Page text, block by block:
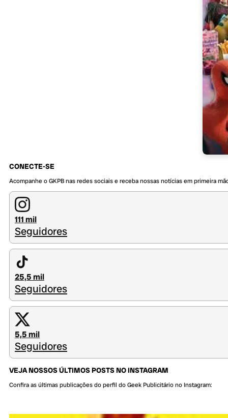
CONECTE-SE
Acompanhe o GKPB nas redes sociais e receba nossas notícias em primeira
111 mil
Seguidores
25,5 mil
Seguidores
5,5 mil
Seguidores
VEJA NOSSOS ÚLTIMOS POSTS NO INSTAGRAM
Confira as últimas publicações do perfil do Geek Publicitário no Instagram: